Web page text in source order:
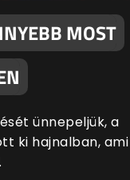
MOST
ünnepeljük, a
ki hajnalban, ami